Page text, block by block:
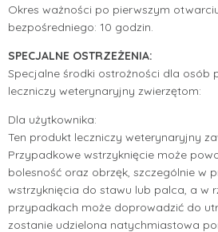
Okres ważności po pierwszym
bezpośredniego: 10 godzin.
SPECJALNE OSTRZEŻENIA:
Specjalne środki ostrożności dla osób
leczniczy weterynaryjny zwierzętom:
Dla użytkownika:
Ten produkt leczniczy weterynaryjny
Przypadkowe wstrzyknięcie może
bolesność oraz obrzęk, szczególnie w
wstrzyknięcia do stawu lub palca, a w
przypadkach może doprowadzić do
zostanie udzielona natychmiastowa